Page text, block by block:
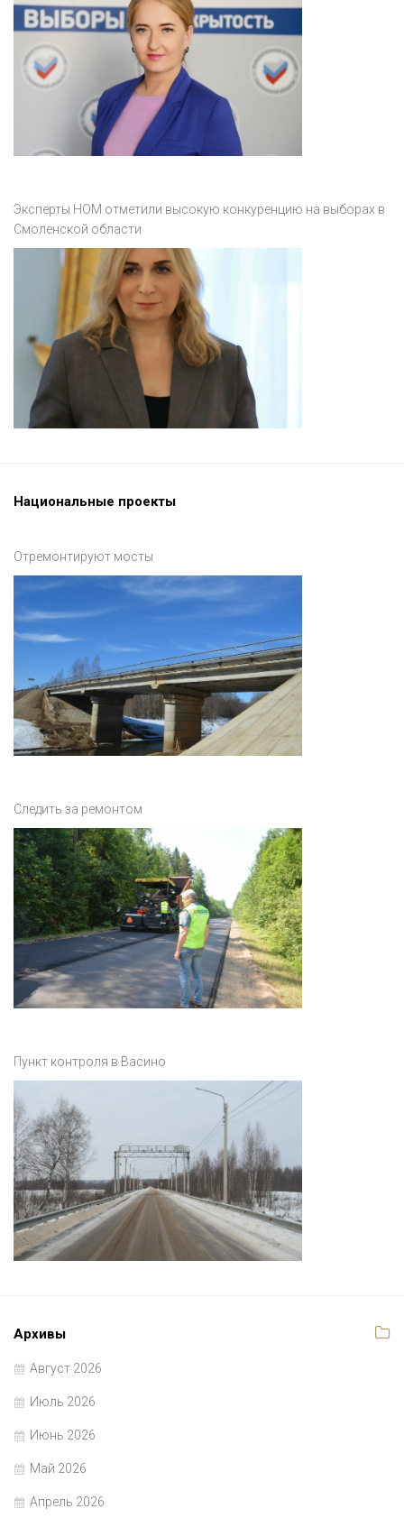
Эксперты НОМ отметили высокую конкуренцию на выборах в
Смоленской области
Национальные проекты
Отремонтируют мосты
Следить за ремонтом
Пункт контроля в Васино
Архивы
Август 2026
Июль 2026
Июнь 2026
Май 2026
Апрель 2026